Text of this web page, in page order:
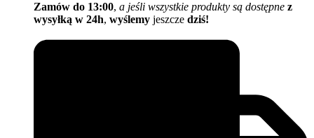
Zamów do 13:00, a jeśli wszystkie produkty są dostępne z
wysyłką w 24h, wyślemy jeszcze dziś!